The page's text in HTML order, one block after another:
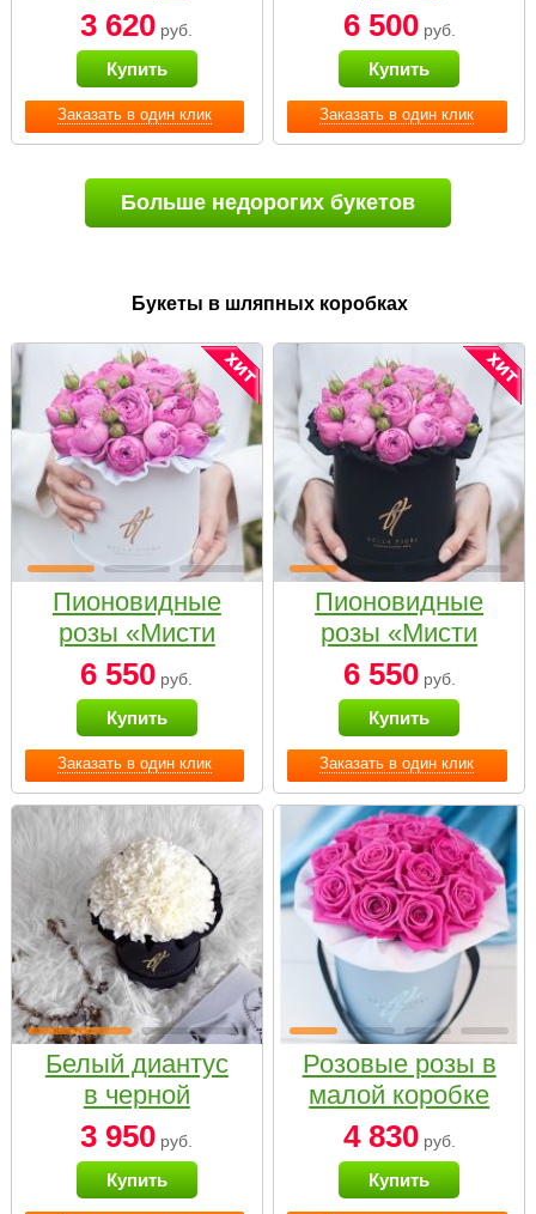
Заказать в один клик
3 620 руб.
Купить
Заказать в один клик
6 500руб.
Купить
Больше недорогих букетов
Букеты в шляпных коробках
Заказать в один клик
Пионовидные
розы «Мисти
бабблс» в белой
коробке Small
6 550 руб.
Купить
Заказать в один клик
Пионовидные
розы «Мисти
бабблс» в
черной коробке
Small
6 550руб.
Купить
Белый диантус
в черной
коробке Small
3 950 руб.
Купить
Розовые розы в
малой коробке
4 830руб.
Купить